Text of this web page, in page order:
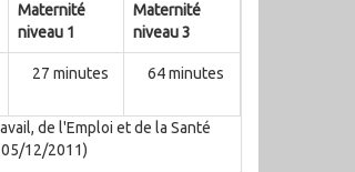
Maternité
niveau 1
Maternité
niveau 3
27 minutes 64 minutes
de l'Emploi et de la Santé
12/2011)